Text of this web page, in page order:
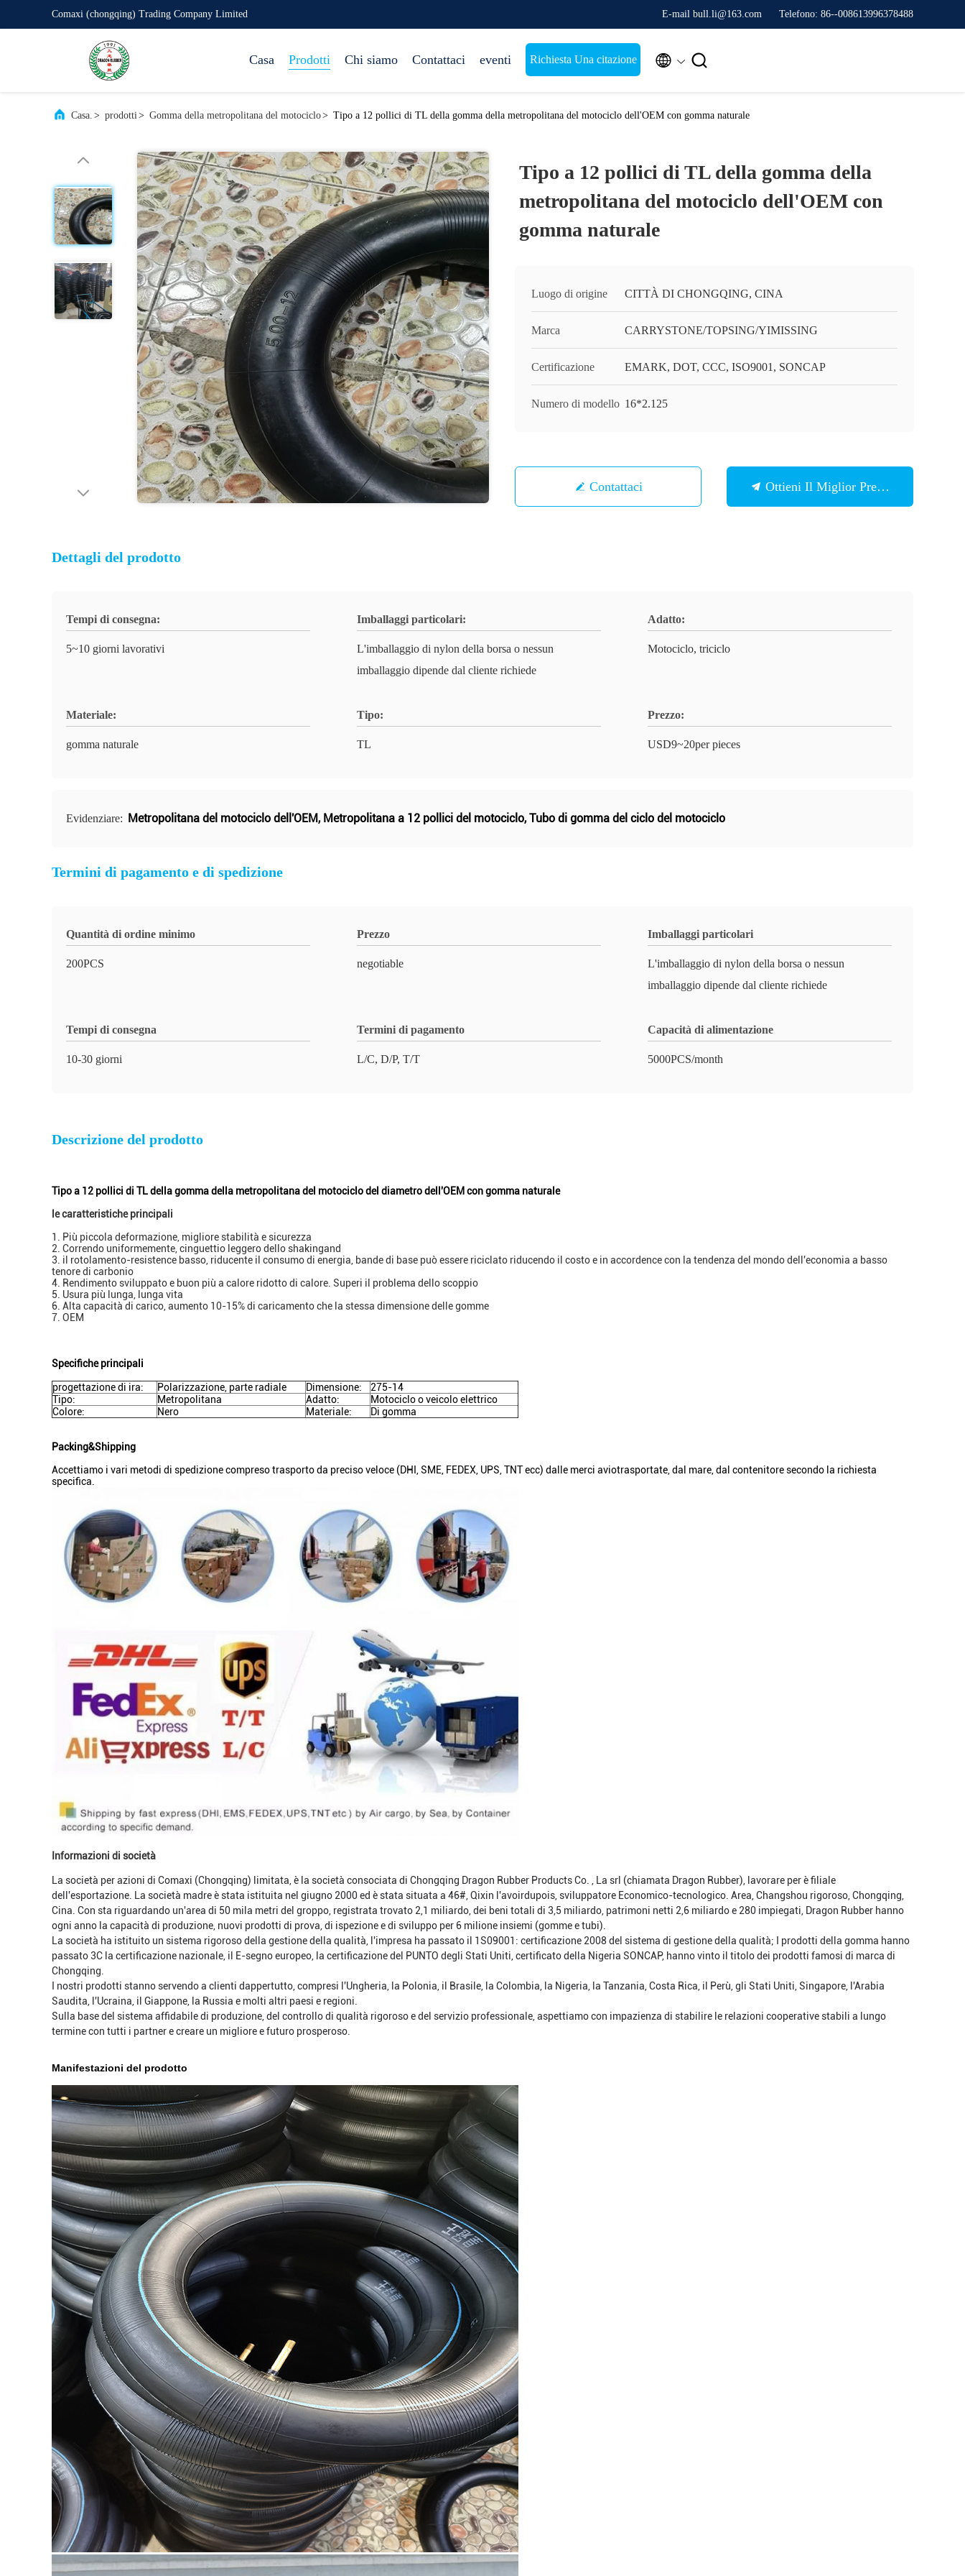
Comaxi (chongqing) Trading Company Limited E-mail bull.li@163.com Telefono: 86--008613996378488
Casa Prodotti Chi siamo Contattaci eventi Richiesta Una citazione  
Casa. > prodotti> Gomma della metropolitana del motociclo> Tipo a 12 pollici di TL della gomma della metropolitana del motociclo dell'OEM con gomma naturale
Tipo a 12 pollici di TL della gomma della
metropolitana del motociclo dell'OEM con
gomma naturale
Luogo di origine CITTÀ DI CHONGQING, CINA
Marca CARRYSTONE/TOPSING/YIMISSING
Certificazione EMARK, DOT, CCC, ISO9001, SONCAP
Numero di modello 16*2.125
Contattaci Ottieni Il Miglior Prezzo
Dettagli del prodotto
Tempi di consegna:
5~10 giorni lavorativi
Imballaggi particolari:
L'imballaggio di nylon della borsa o nessun
imballaggio dipende dal cliente richiede
Adatto:
Motociclo, triciclo
Materiale:
gomma naturale
Tipo:
TL
Prezzo:
USD9~20per pieces
Evidenziare: Metropolitana del motociclo dell'OEM, Metropolitana a 12 pollici del motociclo,Tubo di gomma del ciclo del motociclo
Termini di pagamento e di spedizione
Quantità di ordine minimo
200PCS
Prezzo
negotiable
Imballaggi particolari
L'imballaggio di nylon della borsa o nessun
imballaggio dipende dal cliente richiede
Tempi di consegna
10-30 giorni
Termini di pagamento
L/C, D/P, T/T
Capacità di alimentazione
5000PCS/month
Descrizione del prodotto
Tipo a 12 pollici di TL della gomma della metropolitana del motociclo del diametro dell'OEM con gomma naturale
le caratteristiche principali
1. Più piccola deformazione, migliore stabilità e sicurezza
2. Correndo uniformemente, cinguettio leggero dello shakingand
3. il rotolamento-resistence basso, riducente il consumo di energia, bande di base può essere riciclato riducendo il costo e in accordence con la tendenza del mondo dell'economia a basso
tenore di carbonio
4. Rendimento sviluppato e buon più a calore ridotto di calore. Superi il problema dello scoppio
5. Usura più lunga, lunga vita
6. Alta capacità di carico, aumento 10-15% di caricamento che la stessa dimensione delle gomme
7. OEM
Specifiche principali
progettazione di ira: Polarizzazione, parte radiale Dimensione:
275-14
Tipo:
Metropolitana Adatto:
Motociclo o veicolo elettrico
Colore:
Nero Materiale: Di gomma
Packing&Shipping
Accettiamo i vari metodi di spedizione compreso trasporto da preciso veloce (DHI, SME, FEDEX, UPS, TNT ecc) dalle merci aviotrasportate, dal mare, dal contenitore secondo la richiesta
specifica.
Informazioni di società
La società per azioni di Comaxi (Chongqing) limitata, è la società consociata di Chongqing Dragon Rubber Products Co. , La srl (chiamata Dragon Rubber), lavorare per è filiale
dell'esportazione. La società madre è stata istituita nel giugno 2000 ed è stata situata a 46#, Qixin l'avoirdupois, sviluppatore Economico-tecnologico. Area, Changshou rigoroso, Chongqing,
Cina. Con sta riguardando un'area di 50 mila metri del groppo, registrata trovato 2,1 miliardo, dei beni totali di 3,5 miliardo, patrimoni netti 2,6 miliardo e 280 impiegati, Dragon Rubber hanno
ogni anno la capacità di produzione, nuovi prodotti di prova, di ispezione e di sviluppo per 6 milione insiemi (gomme e tubi).
La società ha istituito un sistema rigoroso della gestione della qualità, l'impresa ha passato il 1S09001: certificazione 2008 del sistema di gestione della qualità; I prodotti della gomma hanno
passato 3C la certificazione nazionale, il E-segno europeo, la certificazione del PUNTO degli Stati Uniti, certificato della Nigeria SONCAP, hanno vinto il titolo dei prodotti famosi di marca di
Chongqing.
I nostri prodotti stanno servendo a clienti dappertutto, compresi l'Ungheria, la Polonia, il Brasile, la Colombia, la Nigeria, la Tanzania, Costa Rica, il Perù, gli Stati Uniti, Singapore, l'Arabia
Saudita, l'Ucraina, il Giappone, la Russia e molti altri paesi e regioni.
Sulla base del sistema affidabile di produzione, del controllo di qualità rigoroso e del servizio professionale, aspettiamo con impazienza di stabilire le relazioni cooperative stabili a lungo
termine con tutti i partner e creare un migliore e futuro prosperoso.
Manifestazioni del prodotto